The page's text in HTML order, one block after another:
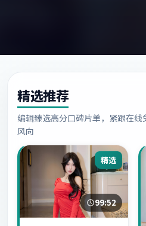
精选推荐
编辑臻选高分口碑片单，紧跟在线
风向
精选
99:52